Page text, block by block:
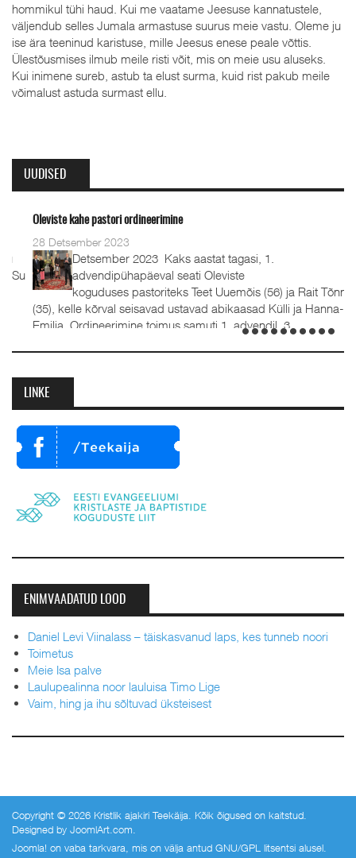
hommikul tühi haud. Kui me vaatame Jeesuse kannatustele,
väljendub selles Jumala armastuse suurus meie vastu. Oleme ju
ise ära teeninud karistuse, mille Jeesus enese peale võttis.
Ülestõusmises ilmub meile risti võit, mis on meie usu aluseks.
Kui inimene sureb, astub ta elust surma, kuid rist pakub meile
võimalust astuda surmast ellu.
UUDISED
Oleviste kahe pastori ordineerimine
28 Detsember 2023
Detsember 2023 Kaks aastat tagasi, 1.
advendipühapäeval seati Oleviste
koguduses pastoriteks Teet Uuemõis (56) ja Rait Tõnnori
(35), kelle kõrval seisavad ustavad abikaasad Külli ja Hanna-
Emilia. Ordineerimine toimus samuti 1. advendil, 3.
LINKE
ENIMVAADATUD LOOD
Daniel Levi Viinalass – täiskasvanud laps, kes tunneb noori
Toimetus
Laulupealinna noor lauluisa Timo Lige